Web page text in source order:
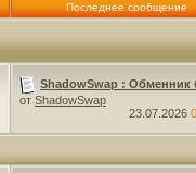
Последнее сообщение
ShadowSwap : Обменник
от ShadowSwap
23.07.2026